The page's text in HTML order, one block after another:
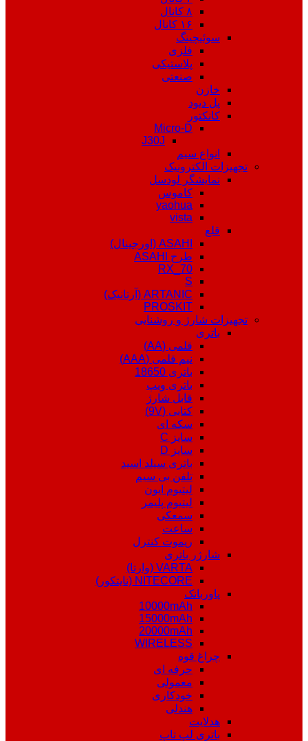
۸ کانال
۱۶ کانال
سوئیچینگ
فلزی
پلاستیکی
صنعتی
خازن
پل دیود
کانکتور
Micro-D
J30J
انواع سیم
تجهیزات الکترونیک
نمایشگر لودسل
کاموس
yaohua
vista
قلع
ASAHI (اورجینال)
طرح ASAHI
RX_70
S
ARTANIC (آرتانیک)
PROSKIT
تجهیزات شارژ و روشنایی
باتری
قلمی (AA)
نیم قلمی (AAA)
باتری 18650
باتری ویپ
قابل شارژ
کتابی (9V)
سکه ای
سایز C
سایز D
باتری سیلد اسید
تلفن بی سیم
لیتیوم ایون
لیتیوم پلیمر
سمعکی
ساعت
ریموت کنترل
شارژر باتری
VARTA (وارتا)
NITECORE (نایتکور)
پاوربانک
10000mAh
15000mAh
20000mAh
WIRELESS
چراغ قوه
حرفه ای
معمولی
خودکاری
هندلی
هدلایت
باتری لپ تاپ